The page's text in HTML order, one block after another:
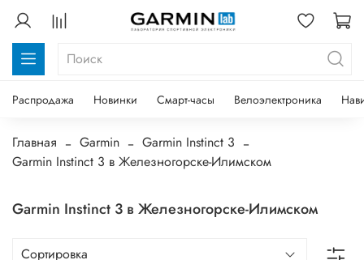
Распродажа Новинки Смарт-часы Велоэлектроника
Главная Garmin
Garmin Instinct 3
Garmin Instinct 3 в Железногорске-Илимском
Garmin Instinct 3 в Железногорске-Илимском